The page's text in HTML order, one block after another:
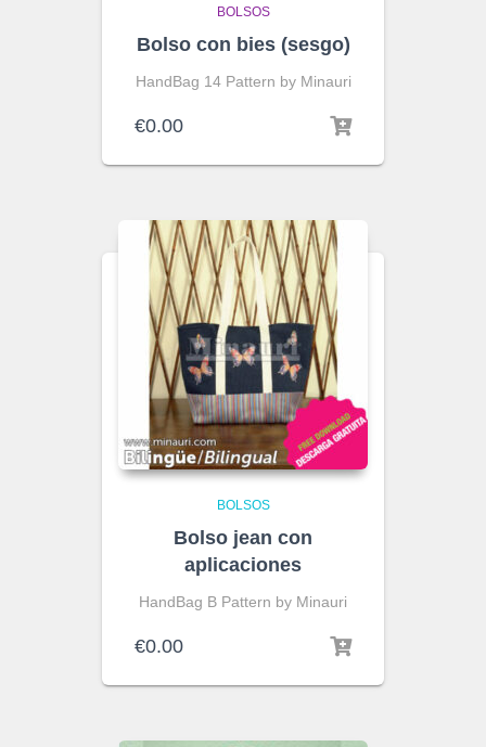
BOLSOS
Bolso con bies (sesgo)
HandBag 14 Pattern by Minauri
€0.00
BOLSOS
Bolso jean con
aplicaciones
HandBag B Pattern by Minauri
€0.00